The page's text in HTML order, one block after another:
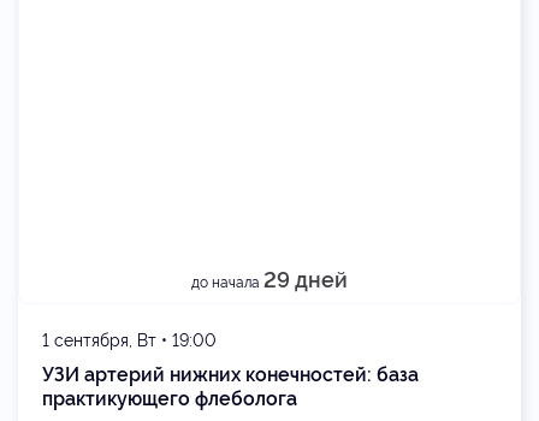
до начала 29 дней
1 сентября, Вт • 19:00
УЗИ артерий нижних конечностей: база
практикующего флеболога